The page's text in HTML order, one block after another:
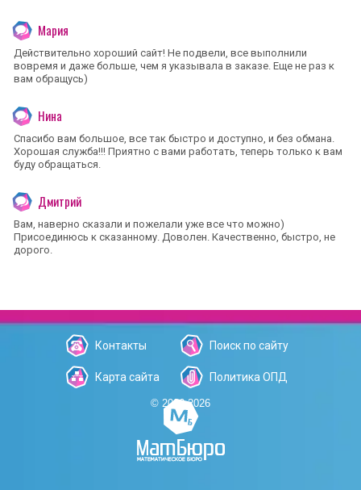
Мария
Действительно хороший сайт! Не подвели, все выполнили
вовремя и даже больше, чем я указывала в заказе. Еще не раз к
вам обращусь)
Нина
Спасибо вам большое, все так быстро и доступно, и без обмана.
Хорошая служба!!! Приятно с вами работать, теперь только к вам
буду обращаться.
Дмитрий
Вам, наверно сказали и пожелали уже все что можно)
Присоединюсь к сказанному. Доволен. Качественно, быстро, не
дорого.
Контакты Поиск по сайту
Карта сайта Политика ОПД
© 2006-2026